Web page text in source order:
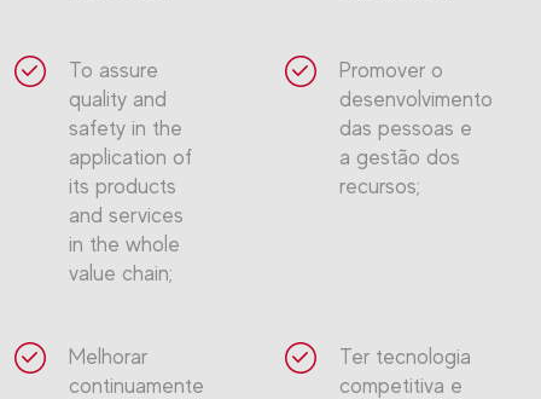
To assure
quality and
safety in the
application of
its products
and services
in the whole
value chain;
Promover o
desenvolvimento
das pessoas e
a gestão dos
recursos;
Melhorar
continuamente
Ter tecnologia
competitiva e